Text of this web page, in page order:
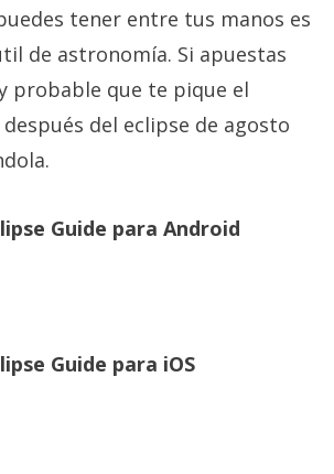
tener entre tus manos es
de astronomía. Si apuestas
probable que te pique el
del eclipse de agosto
Guide para Android
Guide para iOS